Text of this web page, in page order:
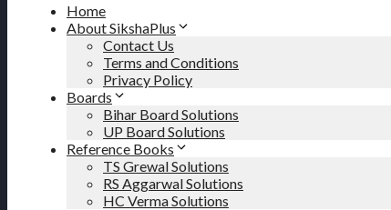
Home
About SikshaPlus
Contact Us
Terms and Conditions
Privacy Policy
Boards
Bihar Board Solutions
UP Board Solutions
Reference Books
TS Grewal Solutions
RS Aggarwal Solutions
HC Verma Solutions